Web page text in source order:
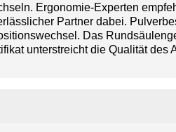
Ergonomie-Experten
Partner dabei.
Das
unterstreicht die Qualität